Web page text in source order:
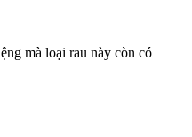
mà loại rau này còn có